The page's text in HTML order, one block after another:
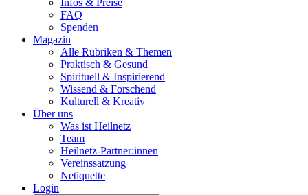
Infos & Preise
FAQ
Spenden
Magazin
Alle Rubriken & Themen
Praktisch & Gesund
Spirituell & Inspirierend
Wissend & Forschend
Kulturell & Kreativ
Über uns
Was ist Heilnetz
Team
Heilnetz-Partner:innen
Vereinssatzung
Netiquette
Login